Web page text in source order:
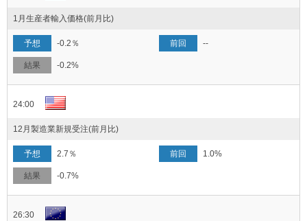
1月生産者輸入価格(前月比)
-0.2％ --
-0.2%
24:00
12月製造業新規受注(前月比)
2.7％ 1.0%
-0.7%
26:30